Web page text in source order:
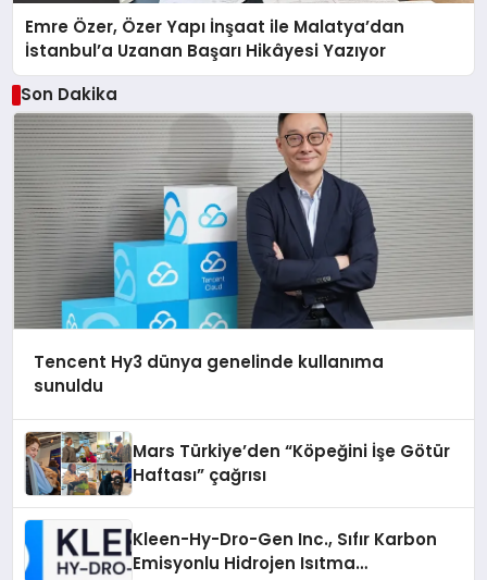
Emre Özer, Özer Yapı İnşaat ile Malatya’dan
İstanbul’a Uzanan Başarı Hikâyesi Yazıyor
Son Dakika
Tencent Hy3 dünya genelinde kullanıma
sunuldu
Mars Türkiye’den “Köpeğini İşe Götür
Haftası” çağrısı
Kleen-Hy-Dro-Gen Inc., Sıfır Karbon
Emisyonlu Hidrojen Isıtma